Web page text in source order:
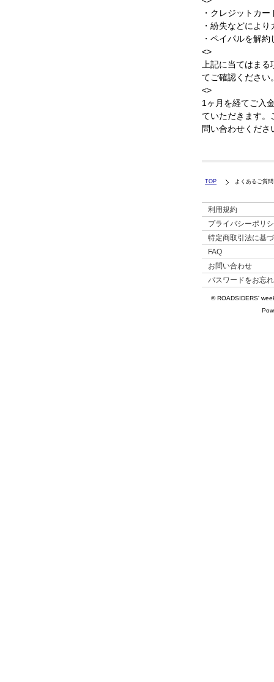
・クレジットカ
・紛失などによ
・ペイパルを解約
<>
上記に当てはま
てご確認ください
<>
1ヶ月を経てご入
ていただきます。
問い合わせくださ
TOP よくあるご質問
利用規約
プライバシーポリ
特定商取引法に基
FAQ
お問い合わせ
パスワードをお忘
© ROADSIDERS'